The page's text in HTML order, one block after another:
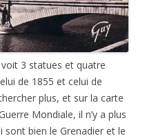
3 statues et quatre
de 1855 et celui de
plus, et sur la carte
Mondiale, il n’y a plus
bien le Grenadier et le